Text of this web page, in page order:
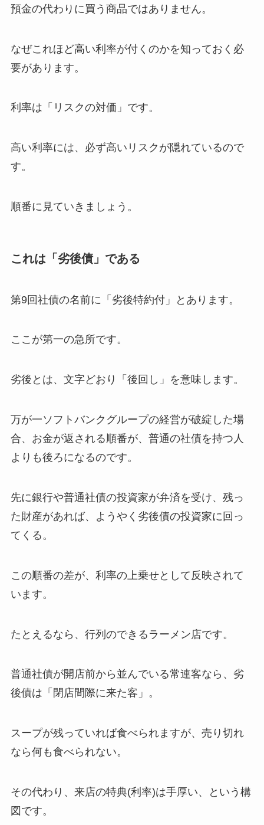
預金の代わりに買う商品ではありません。
なぜこれほど高い利率が付くのかを知っておく必
要があります。
利率は「リスクの対価」です。
高い利率には、必ず高いリスクが隠れているので
す。
順番に見ていきましょう。
これは「劣後債」である
第9回社債の名前に「劣後特約付」とあります。
ここが第一の急所です。
劣後とは、文字どおり「後回し」を意味します。
万が一ソフトバンクグループの経営が破綻した場
合、お金が返される順番が、普通の社債を持つ人
よりも後ろになるのです。
先に銀行や普通社債の投資家が弁済を受け、残っ
た財産があれば、ようやく劣後債の投資家に回っ
てくる。
この順番の差が、利率の上乗せとして反映されて
います。
たとえるなら、行列のできるラーメン店です。
普通社債が開店前から並んでいる常連客なら、劣
後債は「閉店間際に来た客」。
スープが残っていれば食べられますが、売り切れ
なら何も食べられない。
その代わり、来店の特典(利率)は手厚い、という構
図です。